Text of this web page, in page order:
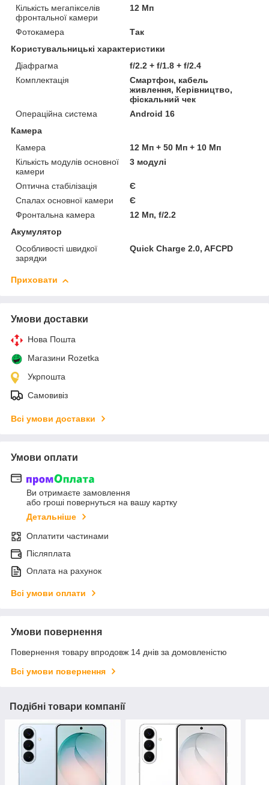
Кількість мегапікселів
фронтальної камери
12 Мп
Фотокамера
Так
Користувальницькі характеристики
Діафрагма
f/2.2 + f/1.8 + f/2.4
Комплектація
Смартфон, кабель
живлення, Керівництво,
фіскальний чек
Операційна система
Android 16
Камера
Камера
12 Мп + 50 Мп + 10 Мп
Кількість модулів основної
камери
3 модулі
Оптична стабілізація
Є
Спалах основної камери
Є
Фронтальна камера
12 Мп, f/2.2
Акумулятор
Особливості швидкої
зарядки
Quick Charge 2.0, AFCPD
Приховати
Умови доставки
Нова Пошта
Магазини Rozetka
Укрпошта
Самовивіз
Всі умови доставки
Умови оплати
Ви отримаєте замовлення
або гроші повернуться на вашу картку
Детальніше
Оплатити частинами
Післяплата
Оплата на рахунок
Всі умови оплати
Умови повернення
Повернення товару впродовж 14 днів за домовленістю
Всі умови повернення
Подібні товари компанії